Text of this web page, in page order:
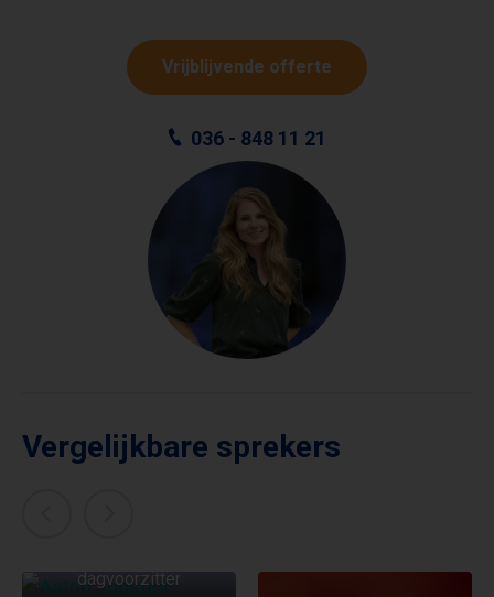
Vrijblijvende offerte
036 - 848 11 21
Vergelijkbare sprekers
dagvoorzitter